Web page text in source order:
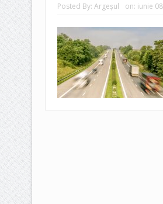
Posted By: Argeşul on: iunie